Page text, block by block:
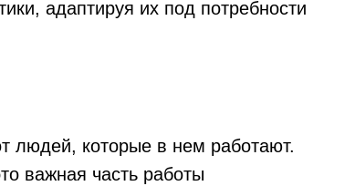
адаптируя их под потребности
людей, которые в нем работают.
важная часть работы